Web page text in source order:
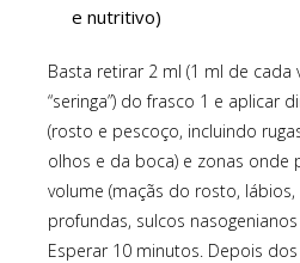
e nutritivo)
Basta retirar 2 ml (1 ml de cada
“seringa”) do frasco 1 e aplicar
(rosto e pescoço, incluindo
olhos e da boca) e zonas onde
volume (maçãs do rosto,
profundas, sulcos
Esperar 10 minutos. Depois